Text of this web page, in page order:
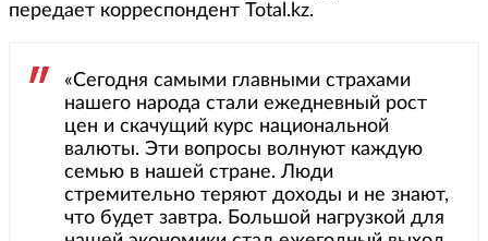
передает корреспондент Total.kz.
«Сегодня самыми главными страхами
нашего народа стали ежедневный рост
цен и скачущий курс национальной
валюты. Эти вопросы волнуют каждую
семью в нашей стране. Люди
стремительно теряют доходы и не знают,
что будет завтра. Большой нагрузкой для